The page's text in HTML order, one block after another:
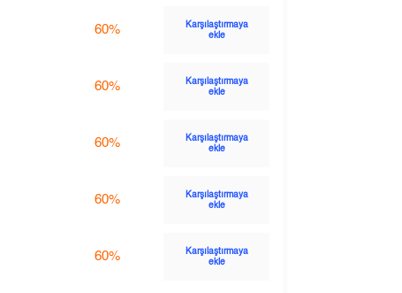
60%
Karşılaştırmaya
ekle
60%
Karşılaştırmaya
ekle
60%
Karşılaştırmaya
ekle
60%
Karşılaştırmaya
ekle
60%
Karşılaştırmaya
ekle